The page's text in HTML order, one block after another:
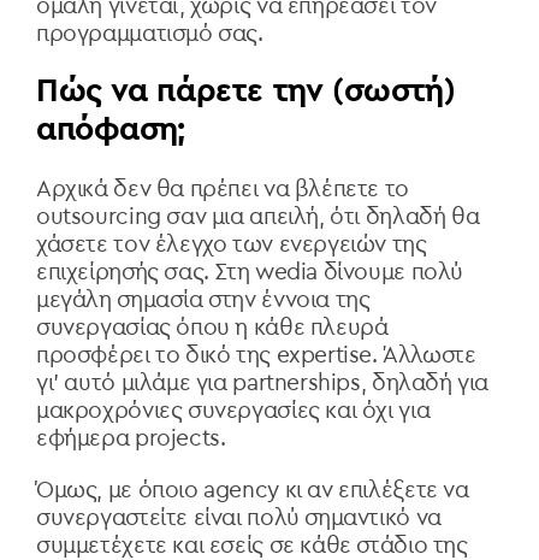
ομαλή γίνεται, χωρίς να επηρεάσει τον
προγραμματισμό σας.
Πώς να πάρετε την (σωστή)
απόφαση;
Αρχικά δεν θα πρέπει να βλέπετε το
outsourcing σαν μια απειλή, ότι δηλαδή θα
χάσετε τον έλεγχο των ενεργειών της
επιχείρησής σας. Στη wedia δίνουμε πολύ
μεγάλη σημασία στην έννοια της
συνεργασίας όπου η κάθε πλευρά
προσφέρει το δικό της expertise. Άλλωστε
γι’ αυτό μιλάμε για partnerships, δηλαδή για
μακροχρόνιες συνεργασίες και όχι για
εφήμερα projects.
Όμως, με όποιο agency κι αν επιλέξετε να
συνεργαστείτε είναι πολύ σημαντικό να
συμμετέχετε και εσείς σε κάθε στάδιο της